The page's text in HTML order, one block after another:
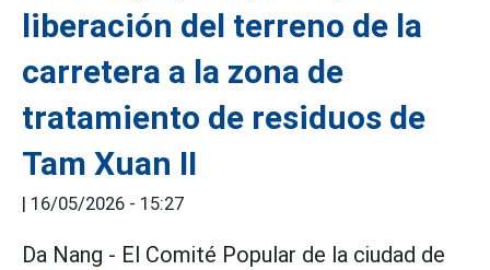
liberación del terreno de la
carretera a la zona de
tratamiento de residuos de
Tam Xuan II
| 16/05/2026 - 15:27
Da Nang - El Comité Popular de la ciudad de